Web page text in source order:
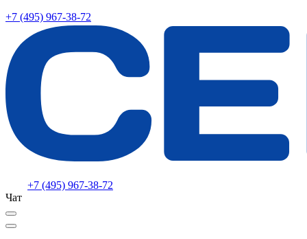
+7 (495) 967-38-72
+7 (495) 967-38-72
Чат